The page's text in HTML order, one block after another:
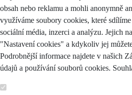
obsah nebo reklamu a mohli anonymně
využíváme soubory cookies, které
sociální média, inzerci a analýzu. Jejich
"Nastavení cookies" a kdykoliv jej
Podrobnější informace najdete v našich
údajů a používání souborů cookies.